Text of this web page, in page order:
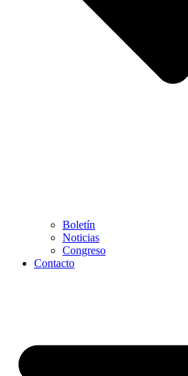
Boletín
Noticias
Congreso
Contacto